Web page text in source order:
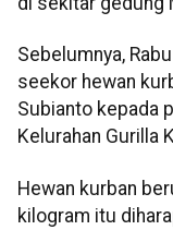
Sebelumnya,
seekor hewan
Subianto kepada
Kelurahan Gurilla
Hewan kurban
kilogram itu